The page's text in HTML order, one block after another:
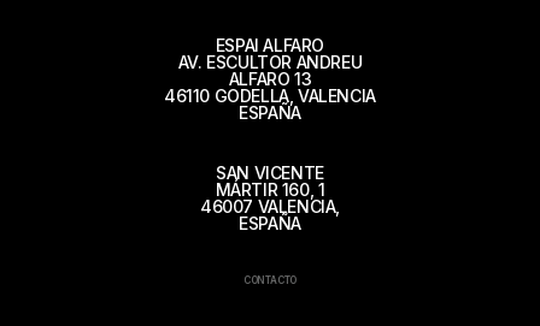
ESPAI ALFARO
AV. ESCULTOR ANDREU
ALFARO 13
46110 GODELLA, VALENCIA
ESPAÑA
SAN VICENTE
MÁRTIR 160, 1
46007 VALENCIA,
ESPAÑA
CONTACTO